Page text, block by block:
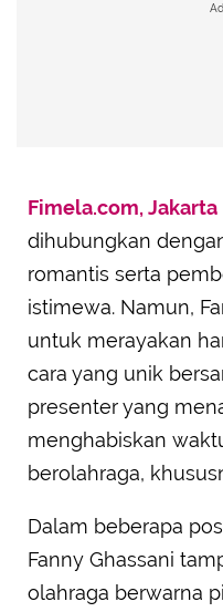
Fimela.com, Jakarta
dihubungkan
romantis serta
istimewa. Namun,
untuk merayakan
cara yang unik
presenter yang
menghabiskan
berolahraga,
Dalam beberapa
Fanny Ghassani
olahraga berwarna